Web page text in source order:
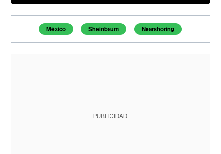
Temas de este artículo
México Sheinbaum Nearshoring
PUBLICIDAD